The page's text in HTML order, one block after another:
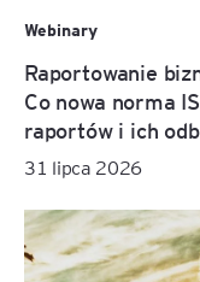
Webinary
Raportowanie
Co nowa norma
raportów i ich
31 lipca 2026